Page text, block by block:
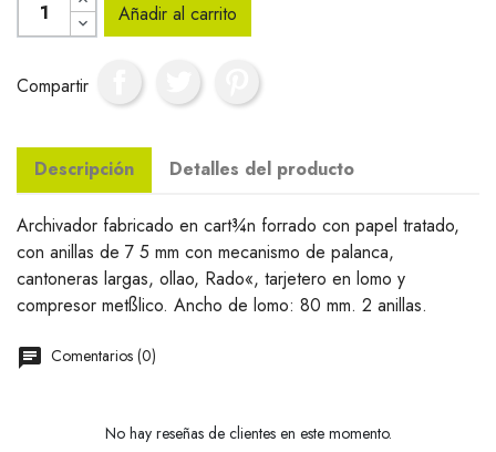
Añadir al carrito
Compartir
Descripción Detalles del producto
Archivador fabricado en cart¾n forrado con papel tratado,
con anillas de 7 5 mm con mecanismo de palanca,
cantoneras largas, ollao, Rado«, tarjetero en lomo y
compresor metßlico. Ancho de lomo: 80 mm. 2 anillas.
Comentarios (0)
No hay reseñas de clientes en este momento.